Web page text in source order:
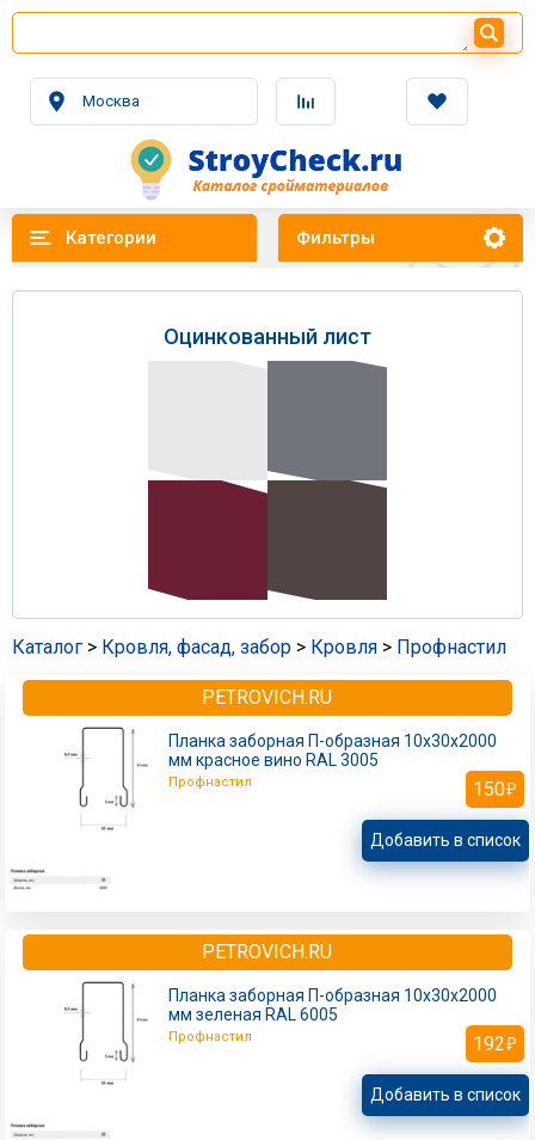
Москва
Фильтры
Категории
Оцинкованный лист
Каталог > Кровля, фасад, забор > Кровля > Профнастил
PETROVICH.RU
Планка заборная П-образная 10х30х2000
мм красное вино RAL 3005
Профнастил 150
Добавить в список
PETROVICH.RU
Планка заборная П-образная 10х30х2000
мм зеленая RAL 6005
Профнастил 192
Добавить в список